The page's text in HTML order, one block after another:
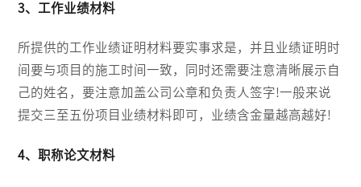
3、工作业绩材料
所提供的工作业绩证明材料要实事求是，并且业绩证明时
间要与项目的施工时间一致，同时还需要注意清晰展示自
己的姓名，要注意加盖公司公章和负责人签字!一般来说
提交三至五份项目业绩材料即可，业绩含金量越高越好!
4、职称论文材料